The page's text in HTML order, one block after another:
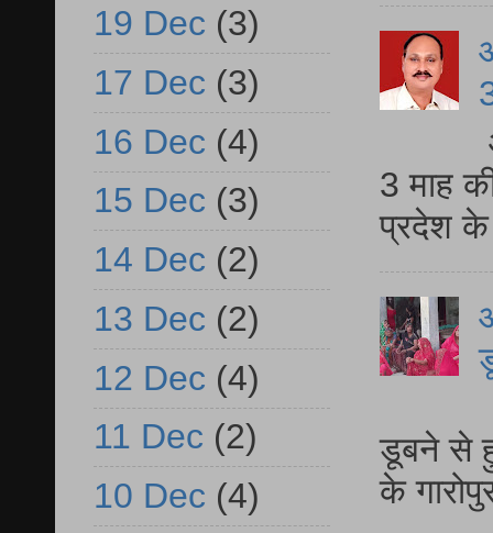
3 माह
प्रदेश
डूबने से
के
19 Dec (3)
17 Dec (3)
16 Dec (4)
15 Dec (3)
14 Dec (2)
13 Dec (2)
12 Dec (4)
11 Dec (2)
10 Dec (4)